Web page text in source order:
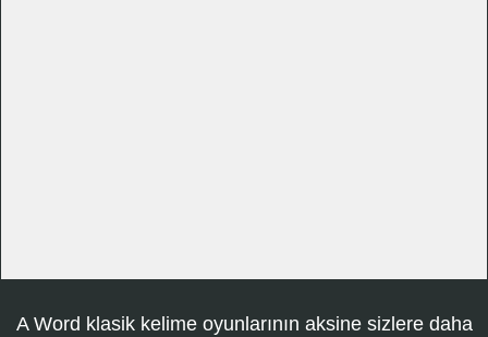
A Word klasik kelime oyunlarının aksine sizlere daha